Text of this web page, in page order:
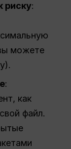
риску:
можете
:
как
файл.